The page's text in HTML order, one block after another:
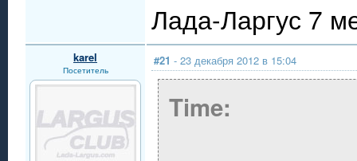
Лада-Ларгус 7
karel
Посетитель
#21 - 23 декабря 2012 в 15:04
Time: